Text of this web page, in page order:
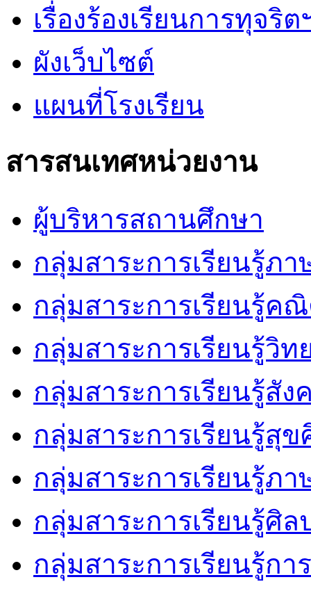
เรื่องร้องเรียนการทุจริต
ผังเว็บไซต์
แผนที่โรงเรียน
สารสนเทศหน่วยงาน
ผู้บริหารสถานศึกษา
กลุ่มสาระการเรียนรู้ภา
กลุ่มสาระการเรียนรู้ค
กลุ่มสาระการเรียนรู้วิท
กลุ่มสาระการเรียนรู้สัง
กลุ่มสาระการเรียนรู้สุ
กลุ่มสาระการเรียนรู้ภา
กลุ่มสาระการเรียนรู้ศิล
กลุ่มสาระการเรียนรู้กา